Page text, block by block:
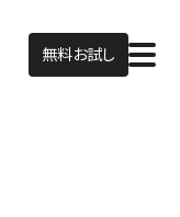
無料お試し